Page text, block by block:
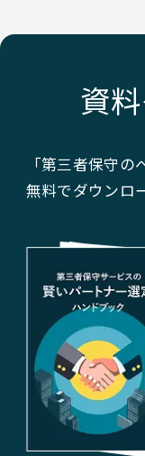
資
「第三者保守
無料でダウンロ